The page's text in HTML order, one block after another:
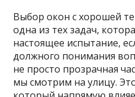
Выбор окон с хорошей
одна из тех задач,
настоящее испытание,
должного понимания
не просто прозрачная
мы смотрим на улицу.